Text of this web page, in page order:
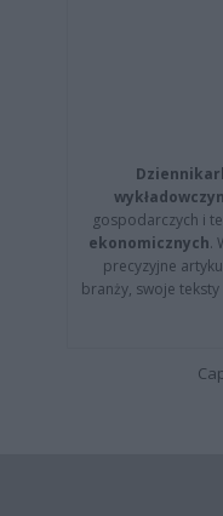
gospodarczych i
ekonomicznych.
precyzyjne
branży, swoje